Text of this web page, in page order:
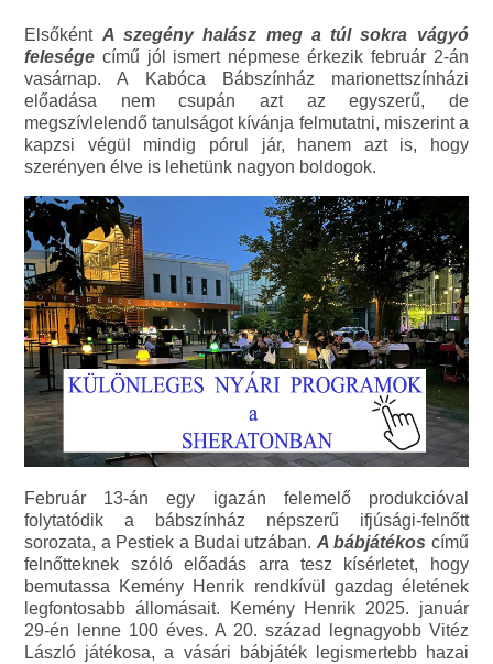
Elsőként A szegény halász meg a túl sokra vágyó
felesége című jól ismert népmese érkezik február 2-án
vasárnap. A Kabóca Bábszínház marionettszínházi
előadása nem csupán azt az egyszerű, de
megszívlelendő tanulságot kívánja felmutatni, miszerint a
kapzsi végül mindig pórul jár, hanem azt is, hogy
szerényen élve is lehetünk nagyon boldogok.
Február 13-án egy igazán felemelő produkcióval
folytatódik a bábszínház népszerű ifjúsági-felnőtt
sorozata, a Pestiek a Budai utzában. A bábjátékos című
felnőtteknek szóló előadás arra tesz kísérletet, hogy
bemutassa Kemény Henrik rendkívül gazdag életének
legfontosabb állomásait. Kemény Henrik 2025. január
29-én lenne 100 éves. A 20. század legnagyobb Vitéz
László játékosa, a vásári bábjáték legismertebb hazai